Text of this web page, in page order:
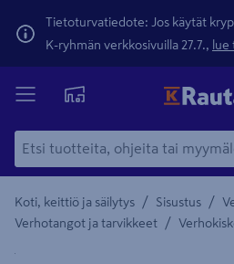
Tietoturvatiedote: Jos käytät
K-ryhmän verkkosivuilla 27.7.,
Koti, keittiö ja säilytys / Sisustus /
Verhotangot ja tarvikkeet /
Yksityiskohtainen kuvaus löytyy